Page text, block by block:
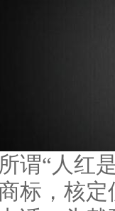
所谓“人红
标，核定